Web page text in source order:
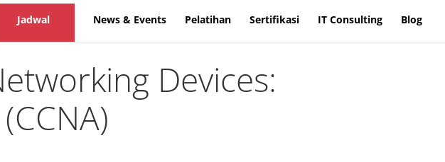
Jadwal News & Events Pelatihan Sertifikasi IT Consulting Blog
Devices: